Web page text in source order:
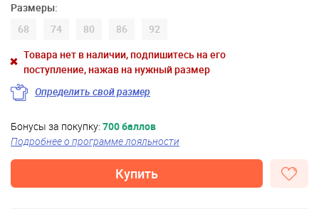
Размеры:
68
74 80 86
92
Товара нет в наличии, подпишитесь на его
поступление, нажав на нужный размер
Определить свой размер
Бонусы за покупку: 700 баллов
Подробнее о программе лояльности
Купить